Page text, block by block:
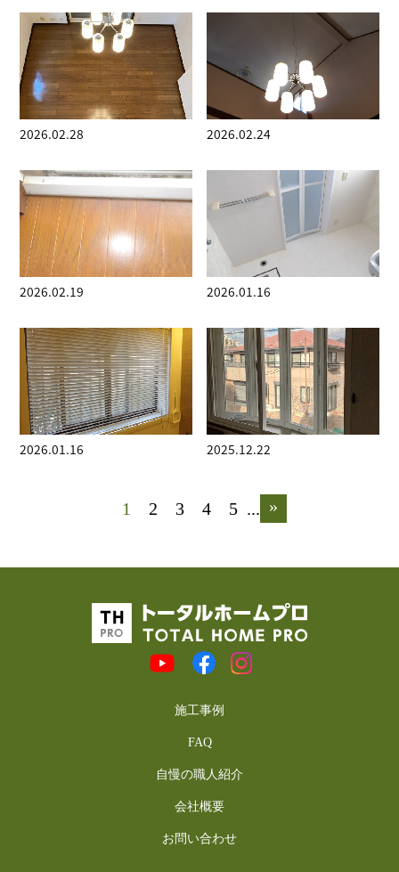
2026.02.28 2026.02.24
2026.02.19 2026.01.16
2026.01.16 2025.12.22
1 2 3 4 5 ... »
施工事例
FAQ
自慢の職人紹介
会社概要
お問い合わせ